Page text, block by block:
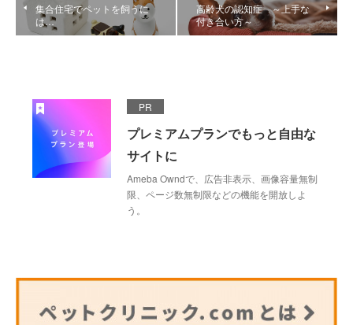
集合住宅でペットを飼うに
は…
高齢犬の認知症 ～上手な
付き合い方～
PR
プレミアムプランでもっと自由な
サイトに
Ameba Owndで、広告非表示、画像容量無制
限、ページ数無制限などの機能を開放しよ
う。